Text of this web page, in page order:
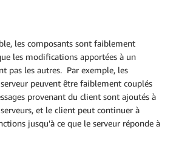
les composants sont faiblement
les modifications apportées à un
pas les autres. Par exemple, les
peuvent être faiblement couplés
provenant du client sont ajoutés à
et le client peut continuer à
jusqu'à ce que le serveur réponde à